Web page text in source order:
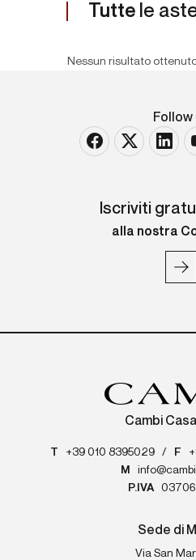
Tutte le
Nessun risultato
Follow
Iscriviti
alla nostra
Cambi
T +39 010 8395029 / F
M
P.IVA
Sede di
Via San